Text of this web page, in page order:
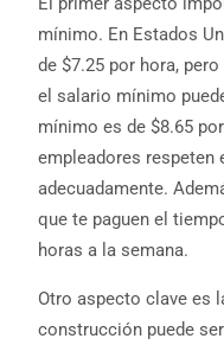
mínimo. En Estados
de $7.25 por hora,
el salario mínimo
mínimo es de $8.65
empleadores respeten
adecuadamente.
que te paguen el
horas a la semana.
Otro aspecto clave es
construcción puede